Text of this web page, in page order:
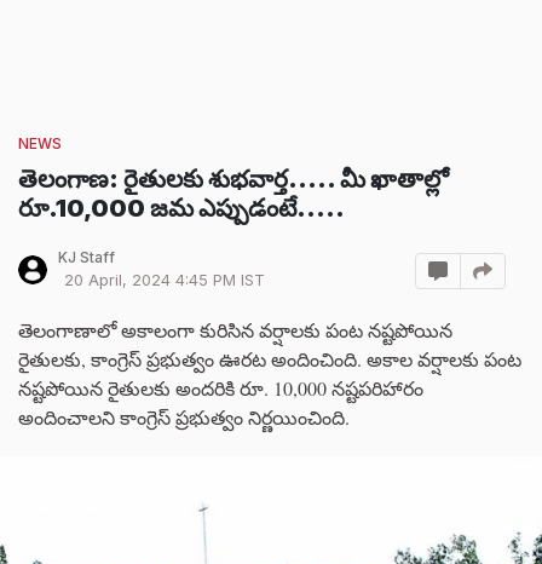
NEWS
తెలంగాణ: రైతులకు శుభవార్త..... మీ ఖాతాల్లో
రూ.10,000 జమ ఎప్పుడంటే.....
KJ Staff
20 April, 2024 4:45 PM IST
తెలంగాణాలో అకాలంగా కురిసిన వర్షాలకు పంట నష్టపోయిన
రైతులకు, కాంగ్రెస్ ప్రభుత్వం ఊరట అందించింది. అకాల వర్షాలకు పంట
నష్టపోయిన రైతులకు అందరికి రూ. 10,000 నష్టపరిహారం
అందించాలని కాంగ్రెస్ ప్రభుత్వం నిర్ణయించింది.